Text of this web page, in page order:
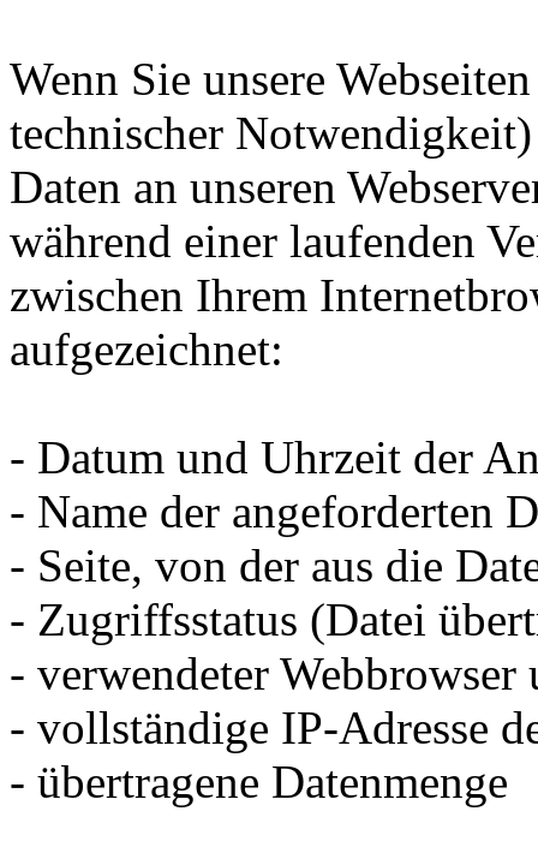
Wenn Sie unsere
technischer
Daten an unseren
während einer laufenden
zwischen Ihrem
aufgezeichnet:
- Datum und Uhrzeit der
- Name der angeforderten
- Seite, von der aus die
- Zugriffsstatus (Datei
- verwendeter Webbrowser
- vollständige IP-Adresse
- übertragene Datenmenge